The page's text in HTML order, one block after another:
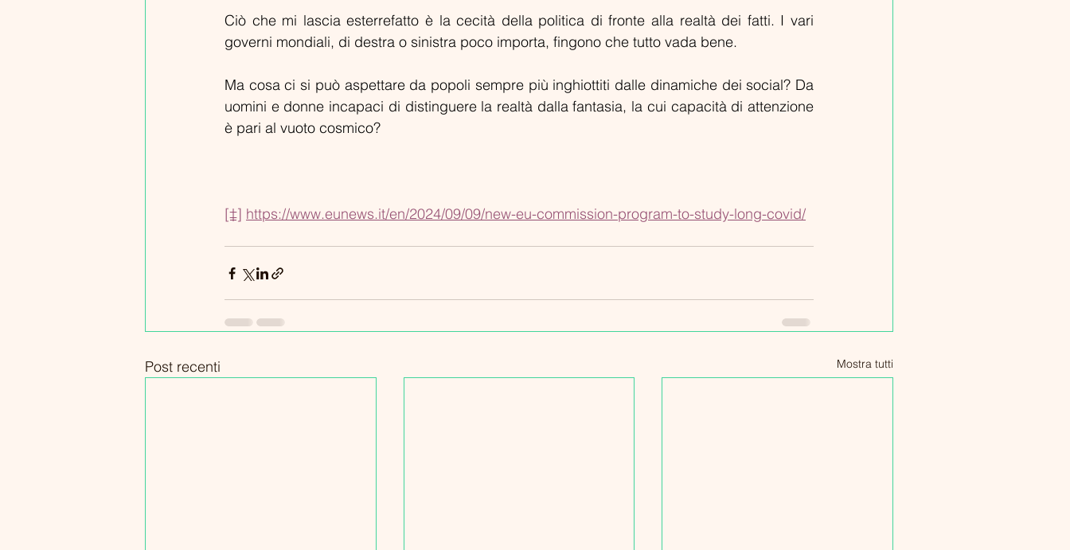
Ciò che mi lascia esterrefatto è la cecità della politica di fronte alla realtà dei fatti. I vari
governi mondiali, di destra o sinistra poco importa, fingono che tutto vada bene.
Ma cosa ci si può aspettare da popoli sempre più inghiottiti dalle dinamiche dei social? Da
uomini e donne incapaci di distinguere la realtà dalla fantasia, la cui capacità di attenzione
è pari al vuoto cosmico?
[‡] https://www.eunews.it/en/2024/09/09/new-eu-commission-program-to-study-long-covid/
Post recenti Mostra tutti